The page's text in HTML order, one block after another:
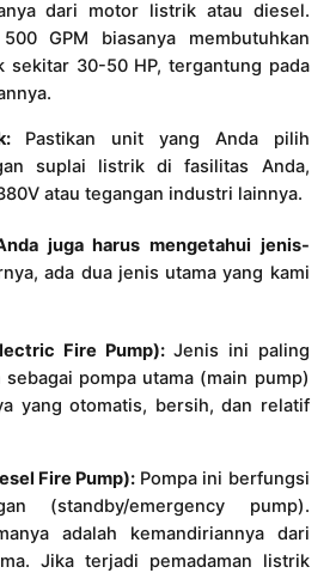
dari motor listrik atau diesel.
GPM biasanya membutuhkan
sekitar 30-50 HP, tergantung pada
Pastikan unit yang Anda pilih
suplai listrik di fasilitas Anda,
atau tegangan industri lainnya.
juga harus mengetahui jenis-
ada dua jenis utama yang kami
Fire Pump):Jenis ini paling
sebagai pompa utama (main pump)
yang otomatis, bersih, dan relatif
Fire Pump): Pompa ini berfungsi
(standby/emergency pump).
adalah kemandiriannya dari
Jika terjadi pemadaman listrik